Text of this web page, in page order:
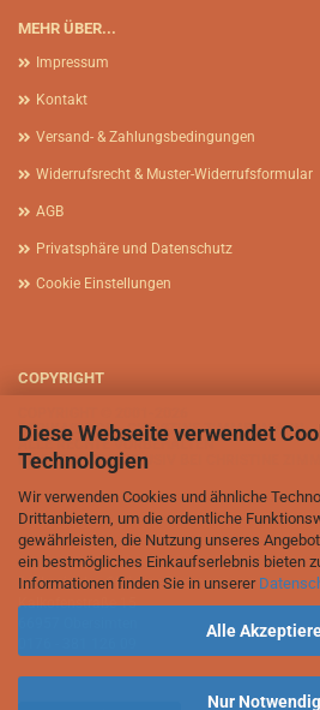
Diese Webseite verwendet
Technologien
Wir verwenden Cookies und ähnliche
Drittanbietern, um die ordentliche
gewährleisten, die Nutzung unseres
ein bestmögliches Einkaufserlebnis bieten
Informationen finden Sie in unserer
Alle
Nur
MEHR ÜBER...
Impressum
Kontakt
Versand- & Zahlungsbedingungen
Widerrufsrecht & Muster-Widerrufsformular
AGB
Privatsphäre und Datenschutz
Cookie Einstellungen
COPYRIGHT
AFRIKASIA.DE - CHRISTINE ZIMMERMANN
ALLE RECHTE VORBEHALTEN
BILDRECHTE EXKLUSIV BEI CHRISTINE
Afrikasia.de - Christine Zimmermann
Kalkofenstraße 15